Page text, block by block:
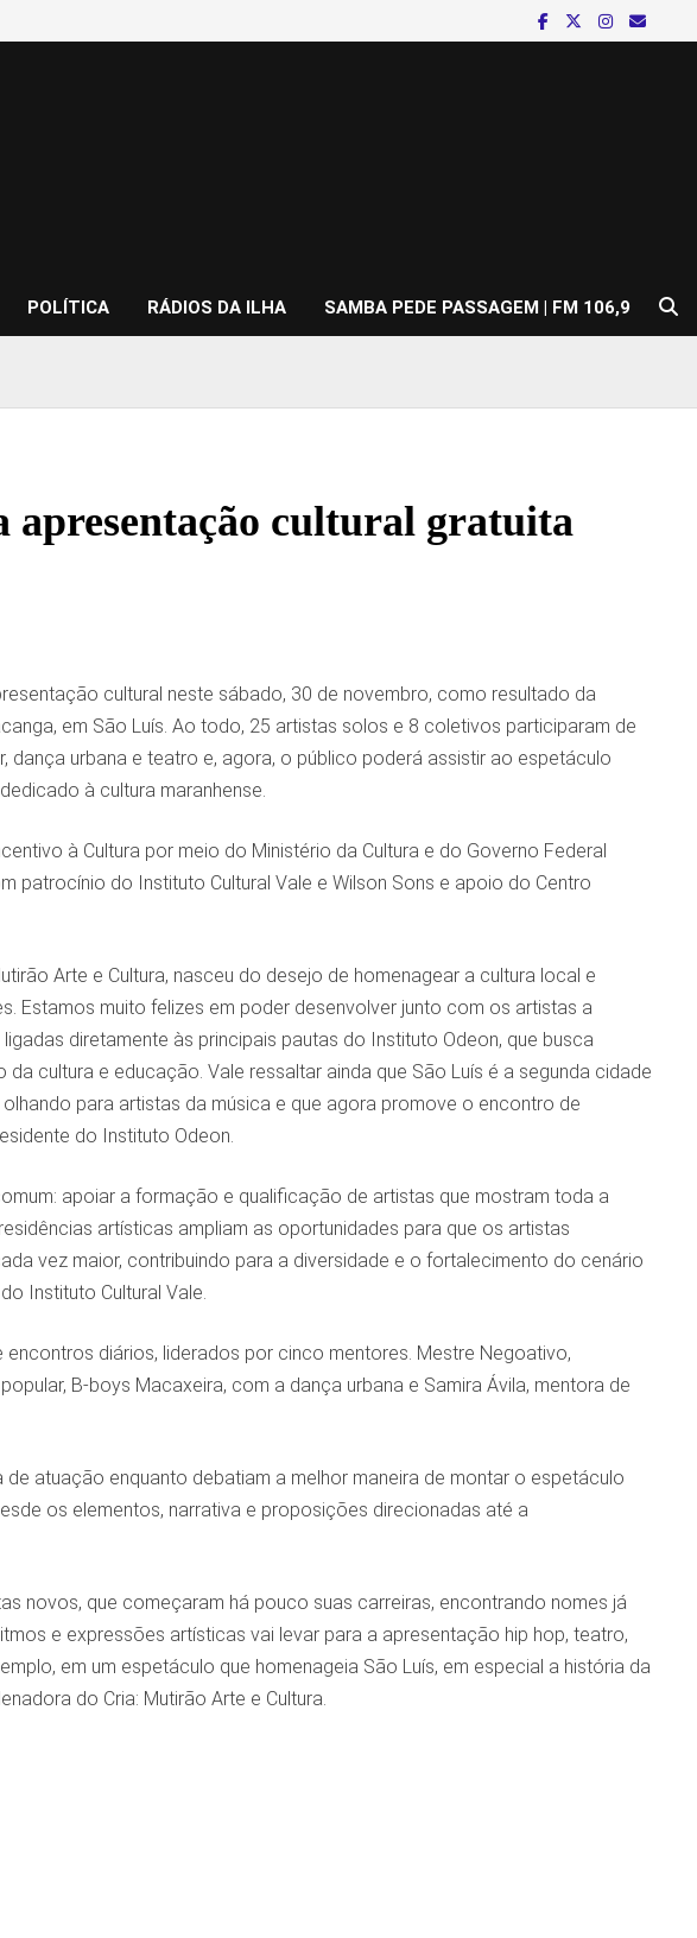
POLÍTICA RÁDIOS DA ILHA SAMBA PEDE PASSAGEM | FM 106,9
cultural gratuita
cultural neste sábado, 30 de novembro, como resultado da
em São Luís. Ao todo, 25 artistas solos e 8 coletivos participaram de
urbana e teatro e, agora, o público poderá assistir ao espetáculo
à cultura maranhense.
à Cultura por meio do Ministério da Cultura e do Governo Federal
patrocínio do Instituto Cultural Vale e Wilson Sons e apoio do Centro
Arte e Cultura, nasceu do desejo de homenagear a cultura local e
Estamos muito felizes em poder desenvolver junto com os artistas a
diretamente às principais pautas do Instituto Odeon, que busca
cultura e educação. Vale ressaltar ainda que São Luís é a segunda cidade
para artistas da música e que agora promove o encontro de
do Instituto Odeon.
apoiar a formação e qualificação de artistas que mostram toda a
artísticas ampliam as oportunidades para que os artistas
vez maior, contribuindo para a diversidade e o fortalecimento do cenário
Instituto Cultural Vale.
diários, liderados por cinco mentores. Mestre Negoativo,
B-boys Macaxeira, com a dança urbana e Samira Ávila, mentora de
atuação enquanto debatiam a melhor maneira de montar o espetáculo
os elementos, narrativa e proposições direcionadas até a
novos, que começaram há pouco suas carreiras, encontrando nomes já
e expressões artísticas vai levar para a apresentação hip hop, teatro,
em um espetáculo que homenageia São Luís, em especial a história da
do Cria: Mutirão Arte e Cultura.